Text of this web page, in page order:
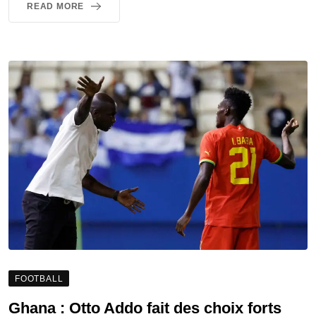
READ MORE
FOOTBALL
Ghana : Otto Addo fait des choix forts